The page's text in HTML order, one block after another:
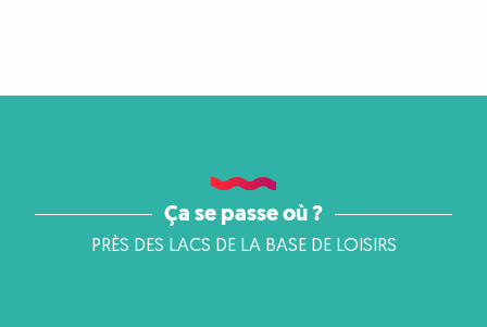
Ça se passe où ?
PRÈS DES LACS DE LA BASE DE LOISIRS